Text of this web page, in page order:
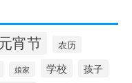
宵节 农历
娘家 学校 孩子